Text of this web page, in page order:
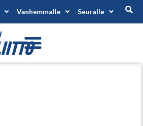
Vanhemmalle Seuralle